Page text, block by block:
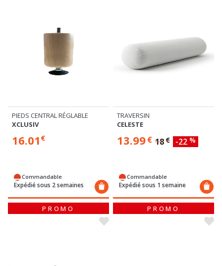
PIEDS CENTRAL RÉGLABLE
XCLUSIV
16.01 €
Commandable
Expédié sous 2 semaines
TRAVERSIN
CELESTE
13.99€ 18€ -22 %
Commandable
Expédié sous 1 semaine
PROMO PROMO